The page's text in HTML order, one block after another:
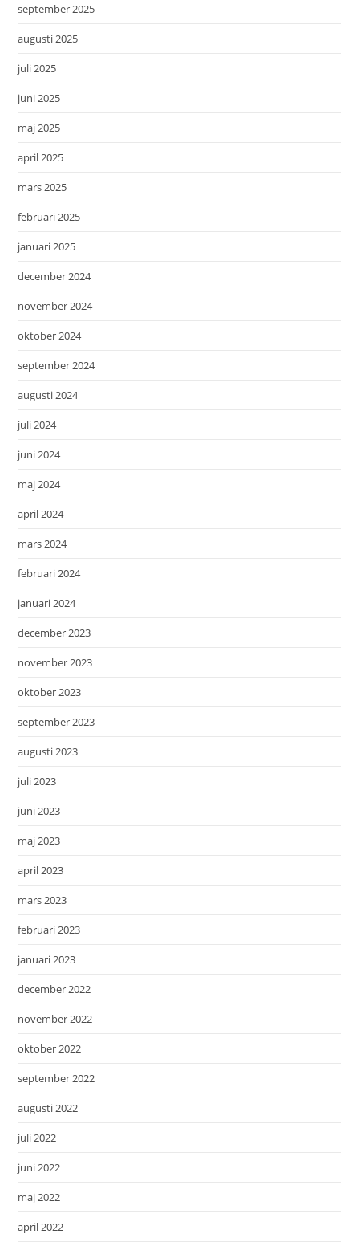
september 2025
augusti 2025
juli 2025
juni 2025
maj 2025
april 2025
mars 2025
februari 2025
januari 2025
december 2024
november 2024
oktober 2024
september 2024
augusti 2024
juli 2024
juni 2024
maj 2024
april 2024
mars 2024
februari 2024
januari 2024
december 2023
november 2023
oktober 2023
september 2023
augusti 2023
juli 2023
juni 2023
maj 2023
april 2023
mars 2023
februari 2023
januari 2023
december 2022
november 2022
oktober 2022
september 2022
augusti 2022
juli 2022
juni 2022
maj 2022
april 2022